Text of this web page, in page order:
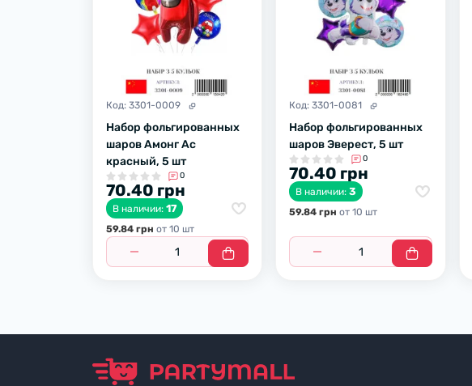
Код: 3301-0009
Набор фольгированных
шаров Амонг Ас
красный, 5 шт
0
70.40 грн
В наличии: 17
59.84 грн от 10 шт
Код:3301-0081
Набор фольгированных
шаров Эверест, 5 шт
0
70.40 грн
В наличии:3
59.84 грн от 10 шт